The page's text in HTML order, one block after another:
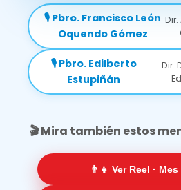
🎙️ Pbro. Francisco León
Oquendo Gómez
🎙️ Pbro. Edilberto
Estupiñán
Dir.
🎬 Mira también estos
👨‍👧 Ver Reel ·